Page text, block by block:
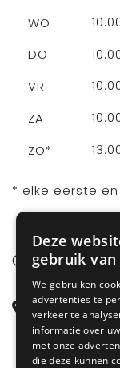
WO
DO
VR
ZA
ZO*
* elke eerste
CONTACT
Steenstraat 71
6828 CD
Gelderland
Deze
gebruik van
We gebruiken
advertenties te
verkeer te
informatie over
met onze
die deze kunnen